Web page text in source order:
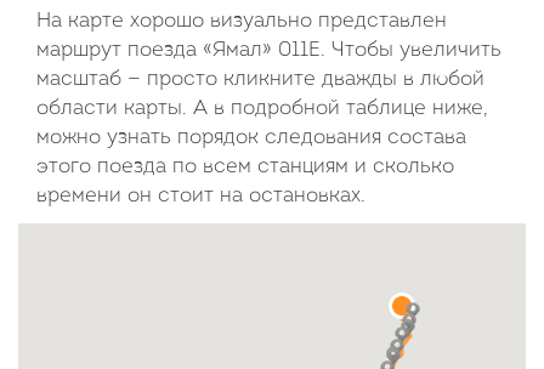
Пн Вт Ср Чт Пт Сб
Вс
1
2 3 4 5
6
7
8 9 10 11 12
13
14
15 16 17 18 19
21
22 23 24 25 26
27
На карте хорошо визуально представлен
маршрут поезда «Ямал» 011Е. Чтобы увеличить
масштаб — просто кликните дважды в любой
области карты. А в подробной таблице ниже,
можно узнать порядок следования состава
этого поезда по всем станциям и сколько
времени он стоит на остановках.